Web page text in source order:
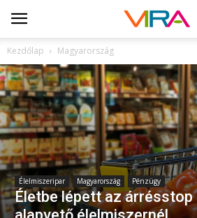
Kezdőlap Magyarország
Élelmiszeripar Magyarország Pénzügy
Életbe lépett az árrésstop